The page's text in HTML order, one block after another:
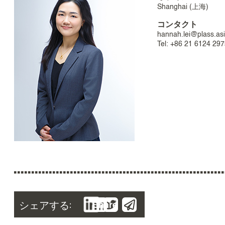
Shanghai (上海)
コンタクト
Tel: +86 21 6124
シェアする: Share